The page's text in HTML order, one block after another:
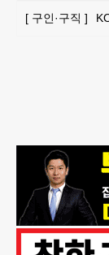
[ 구인·구직 ]